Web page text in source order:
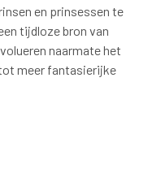
en prinsessen te
tijdloze bron van
naarmate het
meer fantasierijke